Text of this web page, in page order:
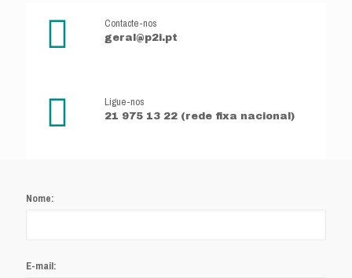
Contacte-nos
geral@p2i.pt
Ligue-nos
21 975 13 22 (rede fixa nacional)
Nome:
E-mail: